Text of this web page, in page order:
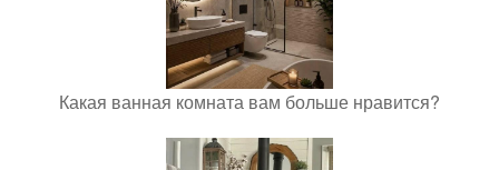
Какая ванная комната вам больше нравится?